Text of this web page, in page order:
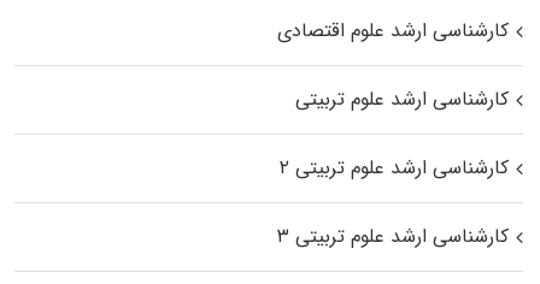
کارشناسی ارشد علوم اقتصادی
کارشناسی ارشد علوم تربیتی
کارشناسی ارشد علوم تربیتی ۲
کارشناسی ارشد علوم تربیتی ۳